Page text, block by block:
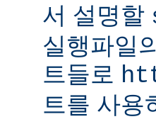
서 설명할
실행파일
트들로
트를 사용